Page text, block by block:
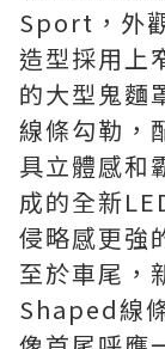
Sport，外
造型採用上
的大型鬼
線條勾勒，
具立體感和
成的全新
侵略感更強
至於車尾，
Shaped線